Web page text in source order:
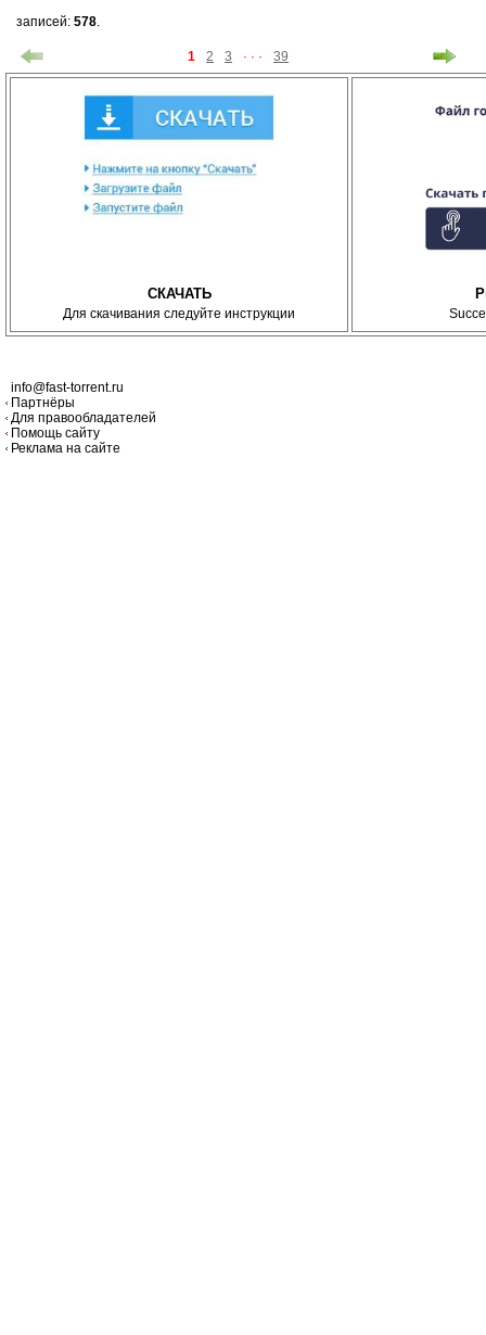
записей: 578
1 2 3 · · · 39
СКАЧАТЬ
Для скачивания следуйте инструкции
info@fast-torrent.ru
Партнёры
Для правообладателей
Помощь сайту
Реклама на сайте